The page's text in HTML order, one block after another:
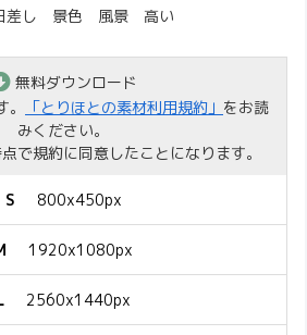
し 景色 風景 高い
無料ダウンロード
「とりほとの素材利用規約」 をお読
みください。
で規約に同意したことになります。
S 800x450px
1920x1080px
2560x1440px